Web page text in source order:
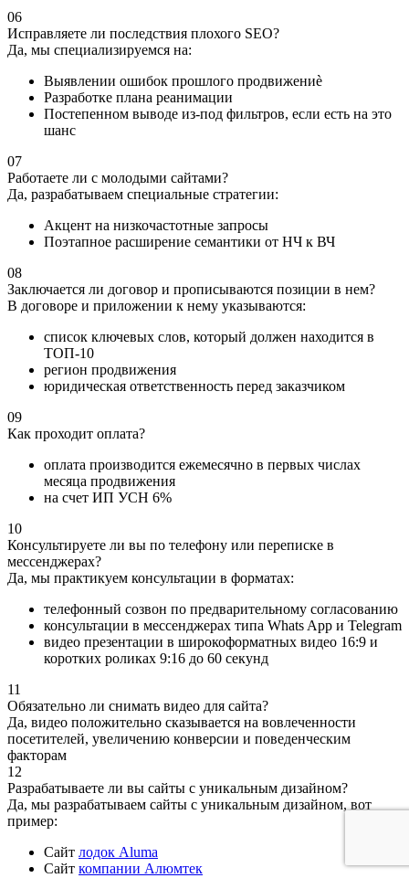
06
Исправляете ли последствия плохого SEO?
Да, мы специализируемся на:
Выявлении ошибок прошлого продвижениè
Разработке плана реанимации
Постепенном выводе из-под фильтров, если есть на это
шанс
07
Работаете ли с молодыми сайтами?
Да, разрабатываем специальные стратегии:
Акцент на низкочастотные запросы
Поэтапное расширение семантики от НЧ к ВЧ
08
Заключается ли договор и прописываются позиции в нем?
В договоре и приложении к нему указываются:
список ключевых слов, который должен находится в
ТОП-10
регион продвижения
юридическая ответственность перед заказчиком
09
Как проходит оплата?
оплата производится ежемесячно в первых числах
месяца продвижения
на счет ИП УСН 6%
10
Консультируете ли вы по телефону или переписке в
мессенджерах?
Да, мы практикуем консультации в форматах:
телефонный созвон по предварительному согласованию
консультации в мессенджерах типа Whats App и Telegram
видео презентации в широкоформатных видео 16:9 и
коротких роликах 9:16 до 60 секунд
11
Обязательно ли снимать видео для сайта?
Да, видео положительно сказывается на вовлеченности
посетителей, увеличению конверсии и поведенческим
факторам
12
Разрабатываете ли вы сайты с уникальным дизайном?
Да, мы разрабатываем сайты с уникальным дизайном, вот
пример:
Сайт лодок Aluma
Сайт компании Алюмтек